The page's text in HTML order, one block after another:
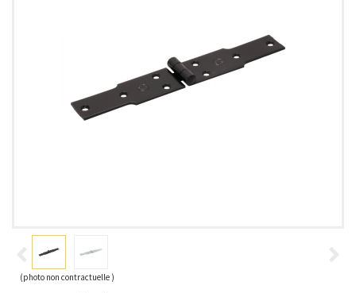
(photo non contractuelle )